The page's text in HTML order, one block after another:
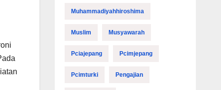
Muhammadiyahhiroshima
Muslim Musyawarah
Pciajepang Pcimjepang
Pcimturki Pengajian